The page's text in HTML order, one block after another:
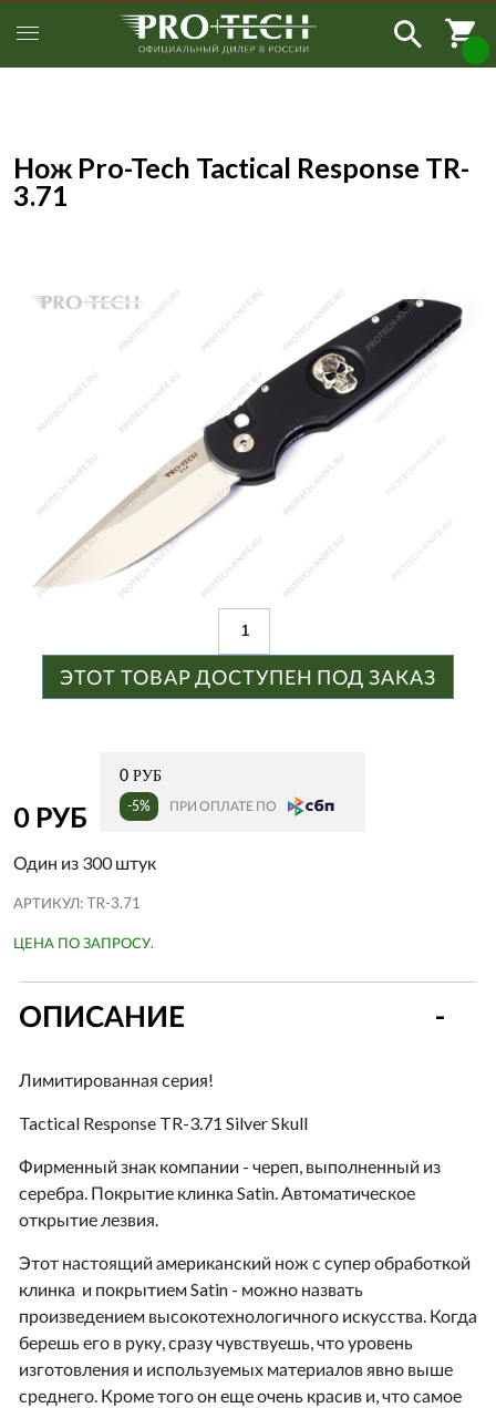
Нож Pro-Tech Tactical Response TR-
3.71
ЭТОТ ТОВАР ДОСТУПЕН ПОД ЗАКАЗ
0 РУБ
0 РУБ
-5% ПРИ ОПЛАТЕ ПО
Один из 300 штук
АРТИКУЛ: TR-3.71
ЦЕНА ПО ЗАПРОСУ.
ОПИСАНИЕ
Лимитированная серия!
Tactical Response TR-3.71 Silver Skull
Фирменный знак компании - череп, выполненный из
серебра. Покрытие клинка Satin. Автоматическое
открытие лезвия.
Этот настоящий американский нож с супер обработкой
клинка и покрытием Satin - можно назвать
произведением высокотехнологичного искусства. Когда
берешь его в руку, сразу чувствуешь, что уровень
изготовления и используемых материалов явно выше
среднего. Кроме того он еще очень красив и, что самое